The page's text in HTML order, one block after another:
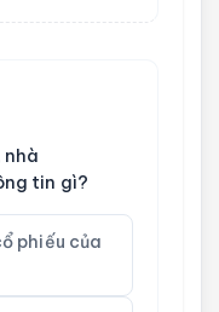
nhà
tin gì?
phiếu của